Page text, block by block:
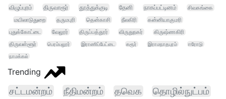
விழுப்புரம்
திருவாரூர் தூத்துக்குடி தேனி நாகப்பட்டினம்
சிவகங்கை
மயிலாடுதுறை
தருமபுரி தென்காசி நீலகிரி
கன்னியாகுமரி
புதுக்கோட்டை
வேலூர் திருப்பத்தூர் விருதுநகர்
கிருஷ்ணகிரி
திருவள்ளூர்
பெரம்பலூர் இராணிப்பேட்டை கரூர் இராமநாதபுரம்
ஈரோடு
நாமக்கல்
Trending
சட்டமன்றம் நீதிமன்றம் தவெக
தொழில்நுட்பம்